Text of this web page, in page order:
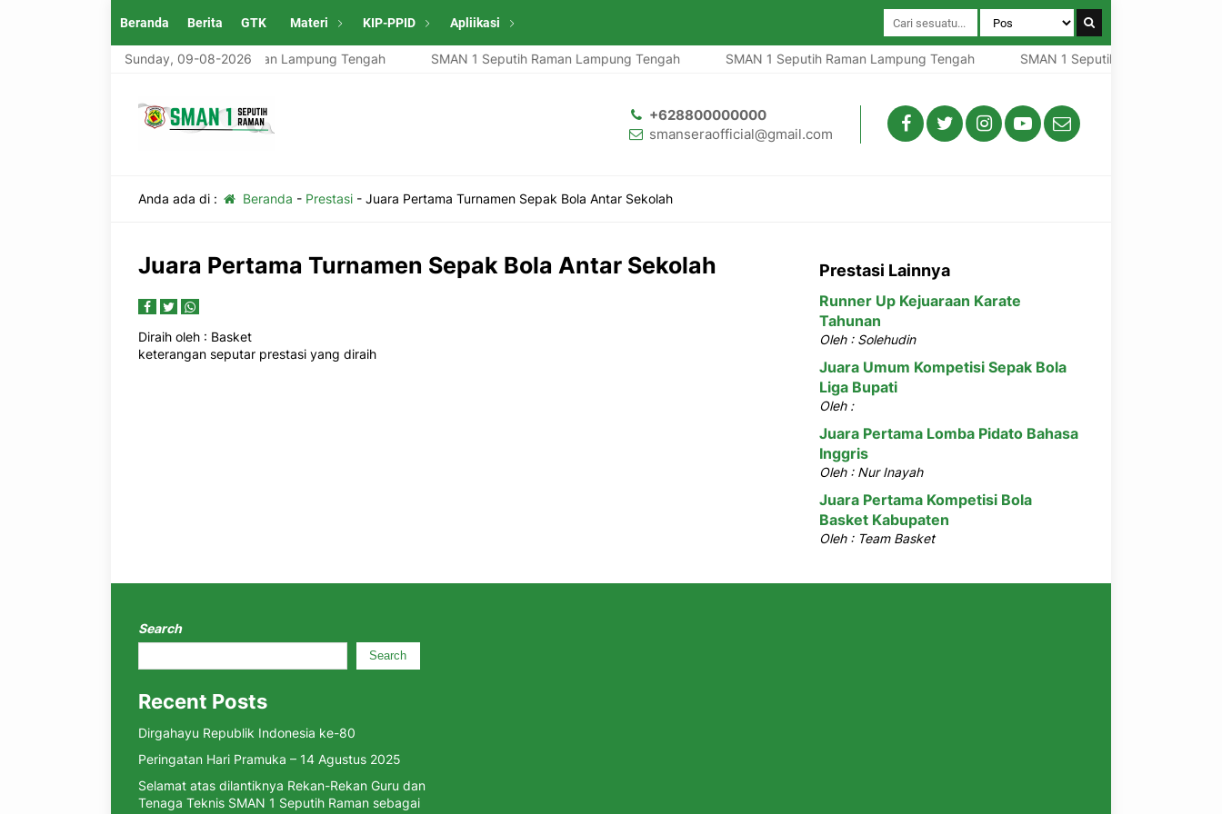
Beranda Berita GTK Materi KIP-PPID Apliikasi
Sunday, 09-08-2026
SMAN 1 Seputih Raman Lampung Tengah SMAN 1 Seputih Raman Lampung Tengah SMAN 1 Seputih Raman Lampung Tengah SMAN 1 Seputih Raman Lampung
+628800000000
smanseraofficial@gmail.com
Anda ada di : Beranda - Prestasi- Juara Pertama Turnamen Sepak Bola Antar Sekolah
Juara Pertama Turnamen Sepak Bola Antar Sekolah
Diraih oleh : Basket
keterangan seputar prestasi yang diraih
Prestasi Lainnya
Runner Up Kejuaraan Karate
Tahunan
Oleh : Solehudin
Juara Umum Kompetisi Sepak Bola
Liga Bupati
Oleh :
Juara Pertama Lomba Pidato Bahasa
Inggris
Oleh : Nur Inayah
Juara Pertama Kompetisi Bola
Basket Kabupaten
Oleh : Team Basket
Search
Search
Recent Posts
Dirgahayu Republik Indonesia ke-80
Peringatan Hari Pramuka – 14 Agustus 2025
Selamat atas dilantiknya Rekan-Rekan Guru dan
Tenaga Teknis SMAN 1 Seputih Raman sebagai